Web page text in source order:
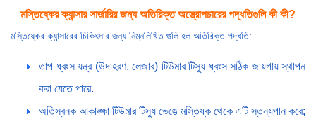
মস্তিষ্কের ক্যান্সার সার্জারির জন্য অতিরিক্ত অস্ত্রোপচারের পদ্ধতিগুলি কী কী?
মস্তিষ্কের ক্যান্সারের চিকিৎসার জন্য নিম্নলিখিত গুলি হল অতিরিক্ত পদ্ধতি:
তাপ ধ্বংস যন্ত্র (উদাহরণ, লেজার) টিউমার টিস্যু ধ্বংস সঠিক জায়গায় স্থাপন
করা যেতে পারে.
অতিস্বনক আকাঙ্ক্ষা টিউমার টিস্যু ভেঙে মস্তিষ্ক থেকে এটি স্তন্যপান করে;